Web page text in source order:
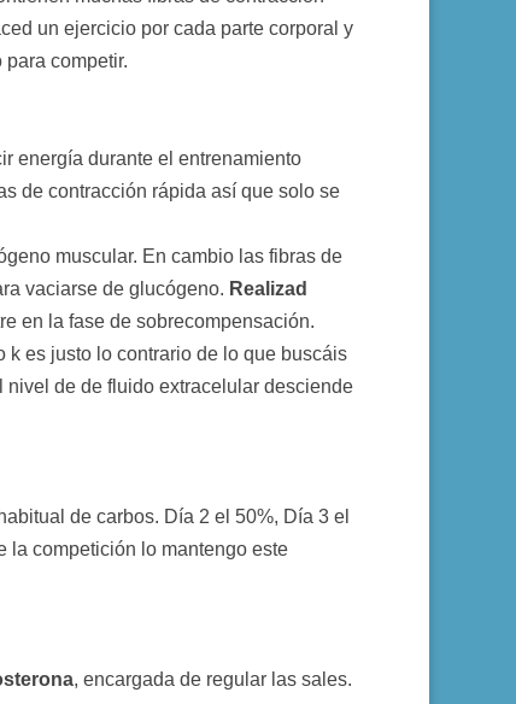
un ejercicio por cada parte corporal y
competir.
energía durante el entrenamiento
de contracción rápida así que solo se
muscular. En cambio las fibras de
vaciarse de glucógeno. Realizad
en la fase de sobrecompensación.
es justo lo contrario de lo que buscáis
de de fluido extracelular desciende
de carbos. Día 2 el 50%, Día 3 el
la competición lo mantengo este
, encargada de regular las sales.